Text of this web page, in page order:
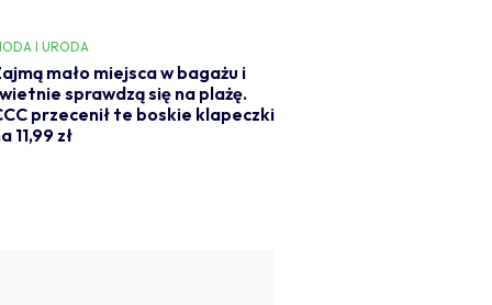
I URODA
mało miejsca w bagażu i
sprawdzą się na plażę.
przecenił te boskie klapeczki
11,99 zł